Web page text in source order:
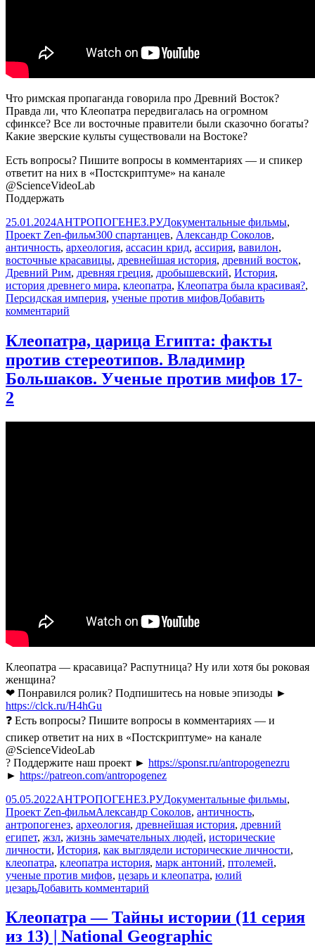
Что римская пропаганда говорила про Древний Восток?
Правда ли, что Клеопатра передвигалась на огромном
сфинксе? Все ли восточные правители были сказочно богаты?
Какие зверские культы существовали на Востоке?
Есть вопросы? Пишите вопросы в комментариях — и спикер
ответит на них в «Постскриптуме» на канале
@ScienceVideoLab
Поддержать
Опубликовано
25.01.2024Автор
АНТРОПОГЕНЕЗ.РУРубрики
Документальные фильмы,
Проект Zen-фильмМетки
300 спартанцев, Александр Соколов,
античность, археология, ассасин крид, ассирия, вавилон,
восточные красавицы, древнейшая история, древний восток,
Древний Рим, древняя греция, дробышевский, История,
история древнего мира, клеопатра, Клеопатра была красивая?,
Персидская империя, ученые против мифовДобавить
комментарий
мы
—
жертвы
римской
Ученые
Клеопатра, царица Египта: факты
против стереотипов. Владимир
Большаков. Ученые против мифов 17-
2
Клеопатра — красавица? Распутница? Ну или хотя бы роковая
женщина?
❤ Понравился ролик? Подпишитесь на новые эпизоды ►
https://clck.ru/H4hGu
❓ Есть вопросы? Пишите вопросы в комментариях — и
спикер ответит на них в «Постскриптуме» на канале
@ScienceVideoLab
? Поддержите наш проект ► https://sponsr.ru/antropogenezru
► https://patreon.com/antropogenez
Опубликовано
05.05.2022Автор
АНТРОПОГЕНЕЗ.РУРубрики
Документальные фильмы,
Проект Zen-фильмМетки
Александр Соколов, античность,
антропогенез, археология, древнейшая история, древний
египет, жзл, жизнь замечательных людей, исторические
личности, История, как выглядели исторические личности,
клеопатра, клеопатра история, марк антоний, птолемей,
ученые против мифов, цезарь и клеопатра, юлий
цезарьДобавить комментарий
Клеопатра,
царица
Египта:
Клеопатра — Тайны истории (11 серия
из 13) | National Geographic